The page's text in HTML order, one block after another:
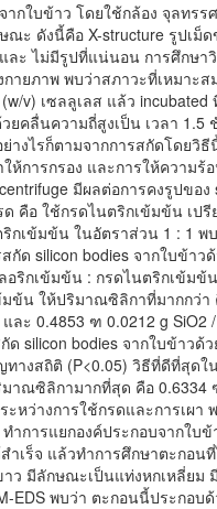
กใบข้าว โดยใช้กล้อง จุลทรร
ณะ ดังนี้คือ X-structure รูปเม็
ไม่มีรูปที่แน่นอน การศึกษาวิ
ายภาพ พบว่าสภาวะที่เหมาะ
v) เซลลูเลส แล้ว incubated
คลื่นความถี่สูงเป็น เวลา 1.5
งไรก็ตามจากการสกัดโดยวิธี
การกรอง และการให้ความร้
มีผลต่อการคงรูปของ
คือ ใช้กรดไนตริกเข้มข้น เปรี
กเข้มข้น ในอัตราส่วน 1 : 1 พ
ด silicon bodies จากใบข้าว
ริกเข้มข้น : กรดไนตริกเข้มข้
มข้น ให้ปริมาณซิลิกาที่มากกว่า
ละ 0.4853 ฑ 0.0212 g SiO2
silicon bodies จากใบข้าวด้
างสถิติ (P<0.05) วิธีที่ดีที่สุดใ
าณซิลิกามากที่สุด คือ 0.6334
ะหว่างการใช้กรดและการเผา
การแยกองค์ประกอบจากใบข้
เร็จ แล้วทำการศึกษาตะกอน
ว มีลักษณะเป็นแท่งหกเหลี่ยม
EDS พบว่า ตะกอนนี้ประกอบ